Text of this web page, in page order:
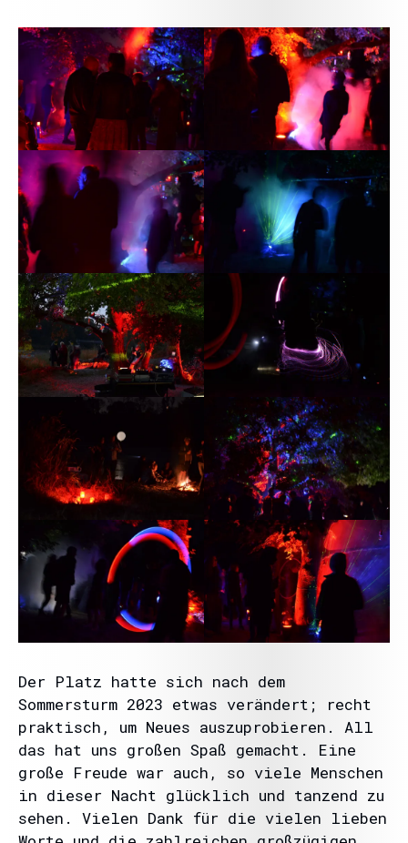
Der Platz hatte sich nach dem
Sommersturm 2023 etwas verändert; recht
praktisch, um Neues auszuprobieren. All
das hat uns großen Spaß gemacht. Eine
große Freude war auch, so viele Menschen
in dieser Nacht glücklich und tanzend zu
sehen. Vielen Dank für die vielen lieben